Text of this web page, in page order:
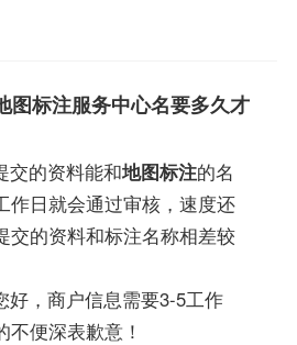
图标注服务中心名要多久才
交的资料能和地图标注的名
作日就会通过审核，速度还
交的资料和标注名称相差较
好，商户信息需要3-5工作
不便深表歉意！